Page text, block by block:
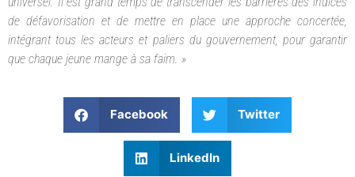
de défavorisation et de mettre en place une approche concertée,
intégrant tous les acteurs et paliers du gouvernement, pour garantir
que chaque jeune mange à sa faim. »
Facebook Twitter
LinkedIn